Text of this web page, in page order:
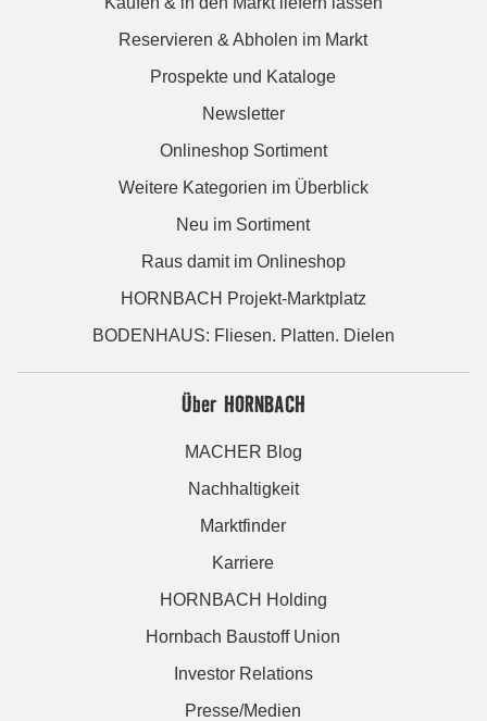
Reservieren & Abholen im Markt
Prospekte und Kataloge
Newsletter
Onlineshop Sortiment
Weitere Kategorien im Überblick
Neu im Sortiment
Raus damit im Onlineshop
HORNBACH Projekt-Marktplatz
BODENHAUS: Fliesen. Platten. Dielen
Über HORNBACH
MACHER Blog
Nachhaltigkeit
Marktfinder
Karriere
HORNBACH Holding
Hornbach Baustoff Union
Investor Relations
Presse/Medien